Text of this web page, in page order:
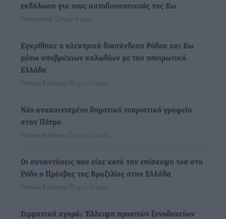
εκδήλωση για τους αυτοδιοικητικούς της Κω
Πολιτιστικά πριν 11 ώρες
Εγκρίθηκε η ηλεκτρική διασύνδεση Ρόδου και Κω
μέσω υποβρύχιων καλωδίων με την ηπειρωτική
Ελλάδα
Τοπικές Ειδήσεις πριν 11 ώρες
Νέο ανακαινισμένο δημοτικό τουριστικό γραφείο
στην Πάτμο
Τοπικές Ειδήσεις πριν 12 ώρες
Οι συναντήσεις που είχε κατά την επίσκεψη του στη
Ρόδο ο Πρέσβης της Βραζιλίας στην Ελλάδα
Τοπικές Ειδήσεις πριν 12 ώρες
Γερμανική αγορά: Έλλειψη προσιτών ξενοδοχείων